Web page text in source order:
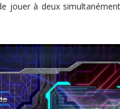
à deux